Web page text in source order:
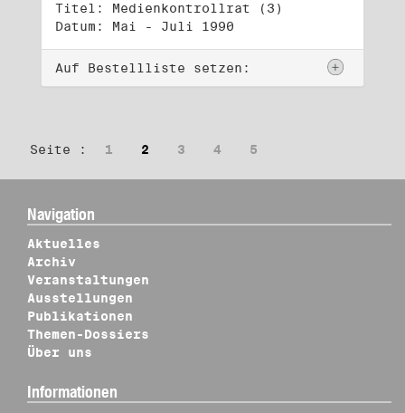
Titel: Medienkontrollrat (3)
Datum: Mai - Juli 1990
Auf Bestellliste setzen:
Seite : 1 2 3 4 5
Navigation
Aktuelles
Archiv
Veranstaltungen
Ausstellungen
Publikationen
Themen-Dossiers
Über uns
Informationen